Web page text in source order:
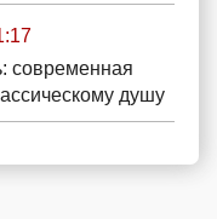
современная
душу